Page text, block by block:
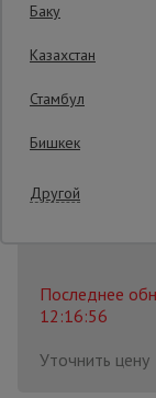
Последнее
12:16:56
Уточнить цену
Баку
Казахстан
Стамбул
Бишкек
Другой